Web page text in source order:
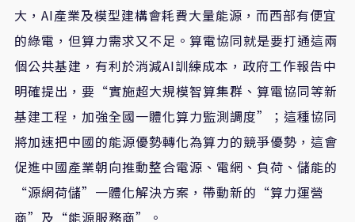
大，AI產業及模型建構會耗費大量能源，而西部有便宜
的綠電，但算力需求又不足。算電協同就是要打通這兩
個公共基建，有利於消減AI訓練成本，政府工作報告中
明確提出，要“實施超大規模智算集群、算電協同等新
基建工程，加強全國一體化算力監測調度”；這種協同
將加速把中國的能源優勢轉化為算力的競爭優勢，這會
促進中國產業朝向推動整合電源、電網、負荷、儲能的
“源網荷儲”一體化解決方案，帶動新的“算力運營
商”及“能源服務商”。